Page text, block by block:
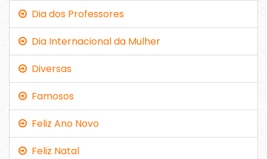
Dia dos Professores
Dia Internacional da Mulher
Diversas
Famosos
Feliz Ano Novo
Feliz Natal